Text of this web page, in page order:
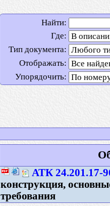
Найти:
Где:
Тип документа:
Отображать:
Упорядочить:
АТК 24.201.17-
конструкция,
требования